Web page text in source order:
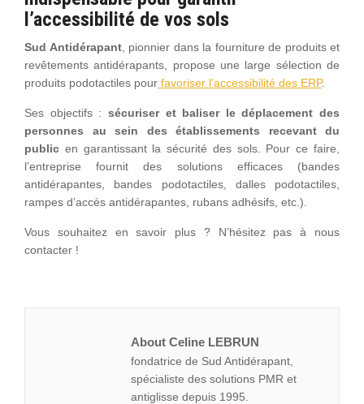
l’accessibilité de vos sols
Sud Antidérapant, pionnier dans la fourniture de produits et
revêtements antidérapants, propose une large sélection de
produits podotactiles pour favoriser l’accessibilité des ERP.
Ses objectifs : sécuriser et baliser le déplacement des
personnes au sein des établissements recevant du
public en garantissant la sécurité des sols. Pour ce faire,
l’entreprise fournit des solutions efficaces (bandes
antidérapantes, bandes podotactiles, dalles podotactiles,
rampes d’accès antidérapantes, rubans adhésifs, etc.).
Vous souhaitez en savoir plus ? N’hésitez pas à nous
contacter !
About Celine LEBRUN
fondatrice de Sud Antidérapant,
spécialiste des solutions PMR et
antiglisse depuis 1995.